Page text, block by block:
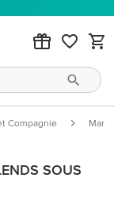
Compagnie
SOUS